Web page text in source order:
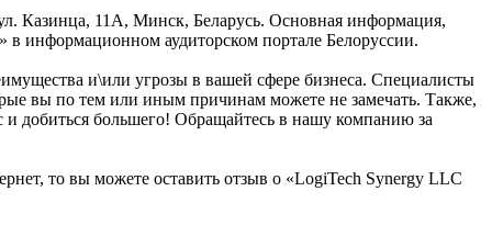
Казинца, 11А, Минск, Беларусь. Основная информация,
информационном аудиторском портале Белоруссии.
и\или угрозы в вашей сфере бизнеса. Специалисты
вы по тем или иным причинам можете не замечать. Также,
добиться большего! Обращайтесь в нашу компанию за
то вы можете оставить отзыв о «LogiTech Synergy LLC